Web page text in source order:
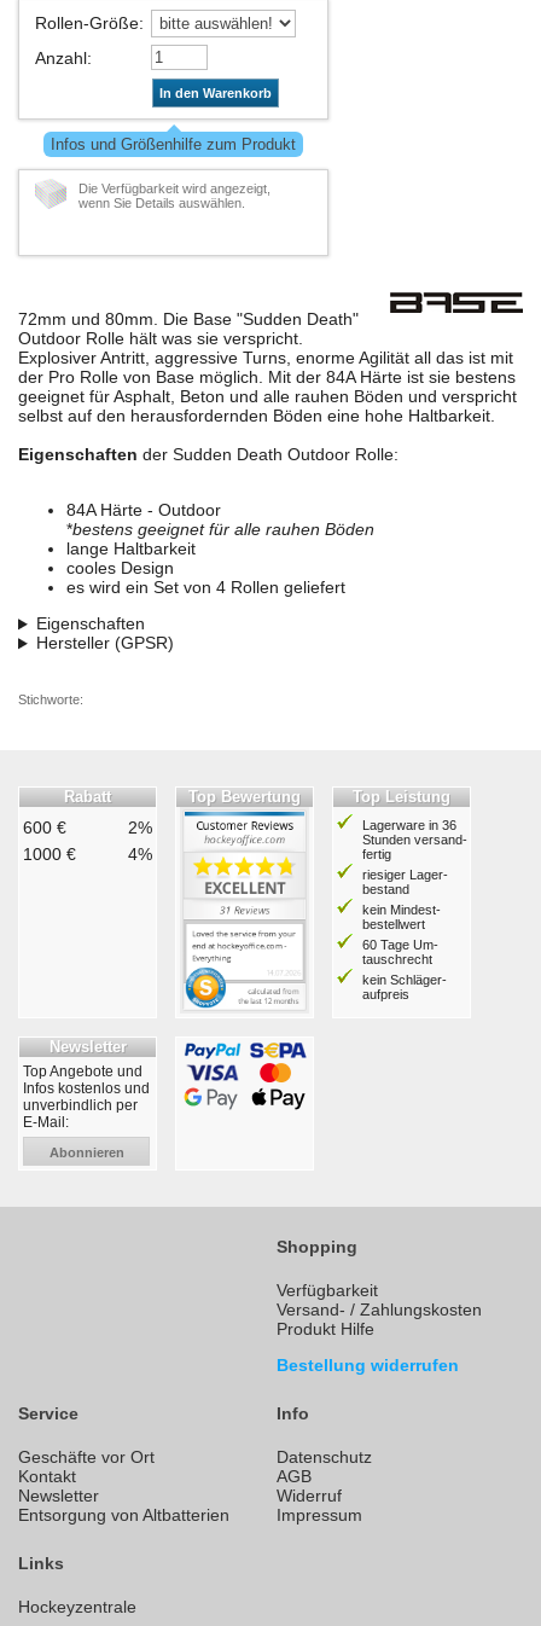
Rollen-Größe:
Anzahl:
In den Warenkorb
Infos und Größenhilfe zum Produkt
Die Verfügbarkeit wird angezeigt,
wenn Sie Details auswählen.
72mm und 80mm. Die Base "Sudden Death"
Outdoor Rolle hält was sie verspricht.
Explosiver Antritt, aggressive Turns, enorme Agilität all das ist mit
der Pro Rolle von Base möglich. Mit der 84A Härte ist sie bestens
geeignet für Asphalt, Beton und alle rauhen Böden und verspricht
selbst auf den herausfordernden Böden eine hohe Haltbarkeit.
Eigenschaften der Sudden Death Outdoor Rolle:
84A Härte - Outdoor
*bestens geeignet für alle rauhen Böden
lange Haltbarkeit
cooles Design
es wird ein Set von 4 Rollen geliefert
Eigenschaften
Hersteller (GPSR)
Stichworte:
Rabatt
600 €
2%
1000 €
4%
Top Bewertung Top Leistung
Lagerware in 36
Stunden ver­sand­
fertig
riesiger Lager­
bestand
kein Mindest­
bestell­wert
60 Tage Um­
tausch­recht
kein Schläger­
aufpreis
Newsletter
Top Angebote und
Infos kostenlos und
unverbindlich per
E-Mail:
Abonnieren
Shopping
Verfügbarkeit
Versand- / Zahlungskosten
Produkt Hilfe
Bestellung widerrufen
Service
Geschäfte vor Ort
Kontakt
Newsletter
Entsorgung von Altbatterien
Info
Datenschutz
AGB
Widerruf
Impressum
Links
Hockeyzentrale